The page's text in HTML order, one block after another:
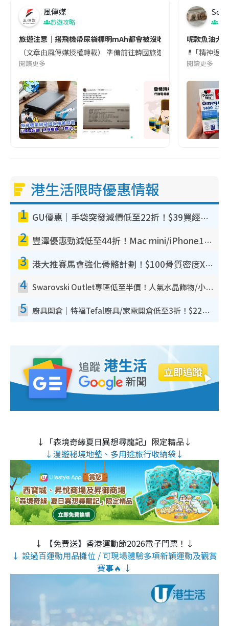
風傳媒
旅遊攻略
旅遊注意｜搭飛機帶尿袋標明mAh都會被沒收😱出發前切記檢查
（文章由風傳媒授權轉載） 準備前往韓國旅遊的民眾，近期要
閱讀更多
Soul
呢款魚油大
💊 ｢精神返
閱讀更多
港生活限時優惠情報
1 GU優惠｜手袋突發減價低至22折！$39買經典波士頓包/餃子袋！飾物同步減價$29起！
2 豐澤優惠勁減低至44折！Mac mini/iPhone17Pro大減價！廚房家電$220起
3 港大推賽馬會強化骨骼計劃！$100骨質密度X光檢查 完成免費運動訓練送超市禮券！附參加資格
4 Swarovski Outlet專區低至半價！人氣水晶飾物/小擺設$138起！迪士尼款/水晶高跟鞋都有平
5 廚具開倉｜特福Tefal廚具/家電開倉低至3折！$220起買平底鍋/炒鑊/湯煲！電飯煲/吸塵機/燙斗$418起
↓「森境奇緣夏日異想尋龍記」限定精品↓
↓漫遊秘境地墊、多用途旅行收納袋↓
↓ 【免費送】香港運動節2026電子門票！↓
↓ 設過百運動用品攤位 / 可現場體驗多項新穎運動及觀賞
賽事🔥 ↓